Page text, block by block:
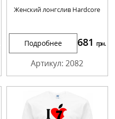
Женский лонгслив Hardcore
Подробнее 681 грн.
Артикул: 2082